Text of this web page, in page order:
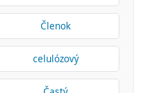
Členok
celulózový